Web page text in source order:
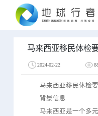
马来西亚移民体检
2024-02-22
马来西亚移民体检
背景信息
马来西亚是一个多